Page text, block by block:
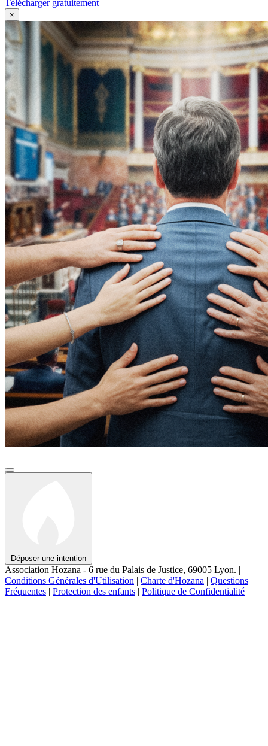
Télécharger gratuitement
×
Déposer une intention
Association Hozana - 6 rue du Palais de Justice, 69005 Lyon. |
Conditions Générales d'Utilisation | Charte d'Hozana | Questions
Fréquentes | Protection des enfants | Politique de Confidentialité